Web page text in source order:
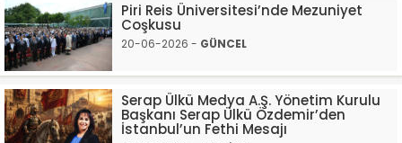
Piri Reis Üniversitesi’nde Mezuniyet
Coşkusu
20-06-2026 - GÜNCEL
Serap Ülkü Medya A.Ş. Yönetim Kurulu
Başkanı Serap Ülkü Özdemir’den
İstanbul’un Fethi Mesajı